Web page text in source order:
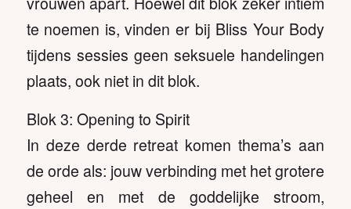
te noemen is, vinden er bij Bliss Your Body
tijdens sessies geen seksuele handelingen
plaats, ook niet in dit blok.
Blok 3: Opening to Spirit
In deze derde retreat komen thema’s aan
de orde als: jouw verbinding met het grotere
geheel en met de goddelijke stroom,